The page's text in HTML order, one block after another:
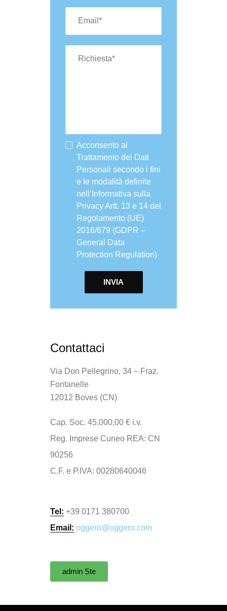
Acconsento al
Trattamento dei Dati
Personali secondo i fini
e le modalità definite
nell’ Informativa sulla
PrivacyArtt. 13 e 14 del
Regolamento (UE)
2016/679 (GDPR –
General Data
Protection Regulation)
Contattaci
Via Don Pellegrino, 34 – Fraz.
Fontanelle
12012 Boves (CN)
Cap. Soc. 45.000,00 € i.v.
Reg. Imprese Cuneo REA: CN
90256
C.F. e P.IVA: 00280640046
Tel: +39 0171 380700
Email: oggero@oggero.com
admin Ste